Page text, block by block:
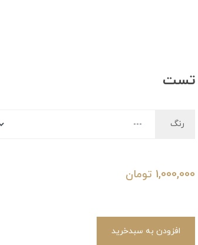
تست
رنگ
1,000,000 تومان
افزودن به سبدخرید